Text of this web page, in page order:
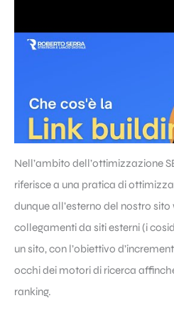
Nell’ambito dell’ottimizzazione
riferisce a una pratica di
dunque all’esterno del nostro
collegamenti da siti esterni (i
un sito, con l’obiettivo
occhi dei motori di ricerca
ranking.